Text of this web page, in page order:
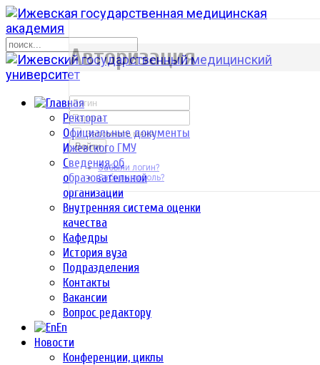
Ректорат
Официальные документы
Ижевского ГМУ
Сведения об
образовательной
организации
Внутренняя система оценки
качества
Кафедры
История вуза
Подразделения
Контакты
Вакансии
Вопрос редактору
En
Новости
Конференции, циклы
р
Авторизация
Запомнить меня
Войти
Забыли логин?
Забыли пароль?